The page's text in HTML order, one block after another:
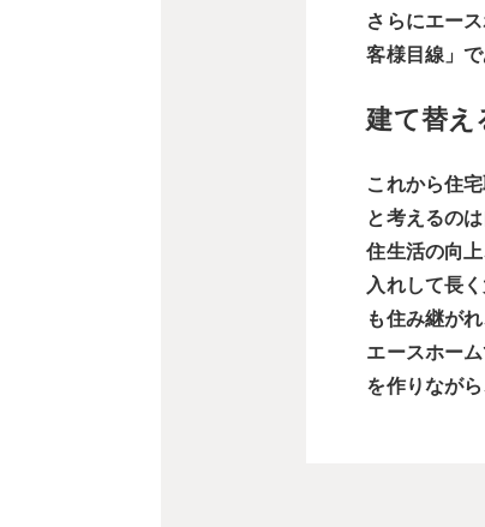
さらにエー
客様目線」
建て替え
これから住
と考えるの
住生活の向
入れして長
も住み継が
エースホー
を作りなが